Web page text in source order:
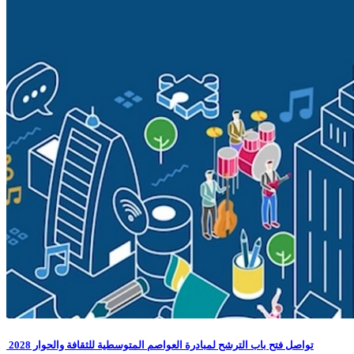
تواصل فتح باب الترشح لمبادرة العواصم المتوسطية للثقافة والحوار 2028